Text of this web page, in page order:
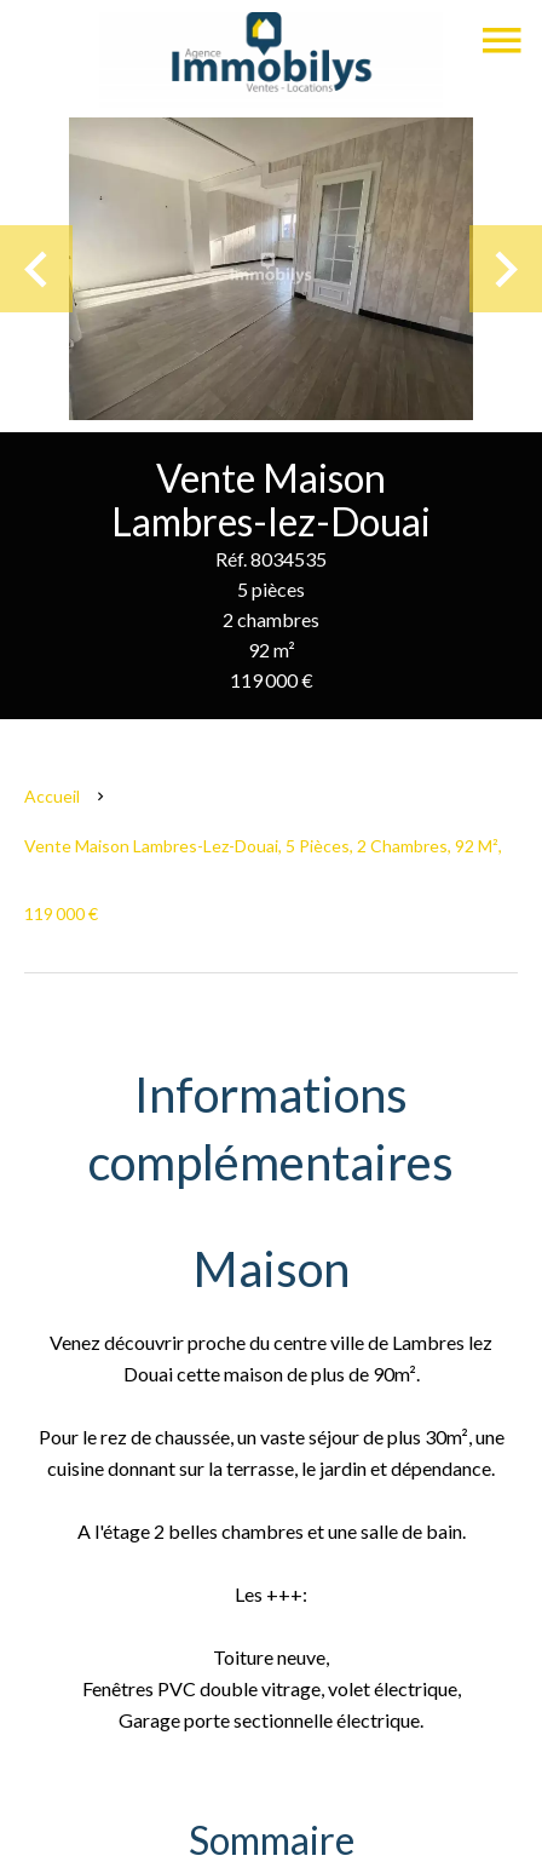
Vente Maison
Lambres-lez-Douai
Réf. 8034535
5 pièces
2 chambres
92 m²
119 000 €
Accueil
Vente Maison Lambres-Lez-Douai, 5 Pièces, 2 Chambres, 92 M²,
119 000 €
Informations
complémentaires
Maison
Venez découvrir proche du centre ville de Lambres lez
Douai cette maison de plus de 90m².
Pour le rez de chaussée, un vaste séjour de plus 30m², une
cuisine donnant sur la terrasse, le jardin et dépendance.
A l'étage 2 belles chambres et une salle de bain.
Les +++:
Toiture neuve,
Fenêtres PVC double vitrage, volet électrique,
Garage porte sectionnelle électrique.
Sommaire